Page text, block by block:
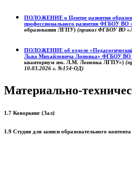
ПОЛОЖЕНИЕ о Центре развития
профессионального развития ФГБОУ
образования ЛГПУ) (приказ ФГБОУ ВО
ПОЛОЖЕНИЕ об отделе
Льва Михайловича Лоповка» ФГБОУ ВО
кванториум им. Л.М. Лоповка ЛГПУ»)
10.03.2026 г. №154-ОД)
Материально-
1.7 Коворкинг (Зал)
1.9 Студия для записи образовательного контента